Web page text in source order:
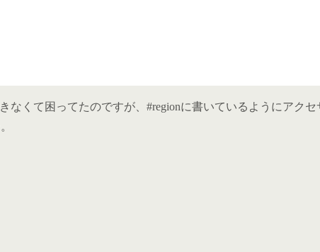
なくて困ってたのですが、#regionに書いているようにアクセ